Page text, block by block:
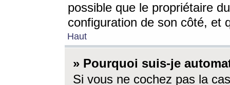
possible que le propriétaire
configuration de son côté, et
Haut
» Pourquoi suis-je
Si vous ne cochez pas la